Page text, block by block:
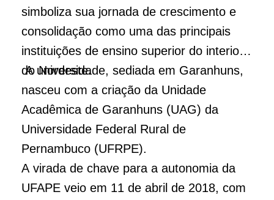
simboliza sua jornada de crescimento e
consolidação como uma das principais
instituições de ensino superior do interior
do Nordeste.
A universidade, sediada em Garanhuns,
nasceu com a criação da Unidade
Acadêmica de Garanhuns (UAG) da
Universidade Federal Rural de
Pernambuco (UFRPE).
A virada de chave para a autonomia da
UFAPE veio em 11 de abril de 2018, com